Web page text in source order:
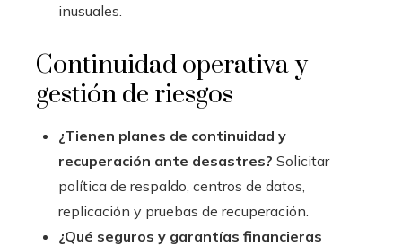
inusuales.
Continuidad operativa y
gestión de riesgos
¿Tienen planes de continuidad y
recuperación ante desastres? Solicitar
política de respaldo, centros de datos,
replicación y pruebas de recuperación.
¿Qué seguros y garantías financieras